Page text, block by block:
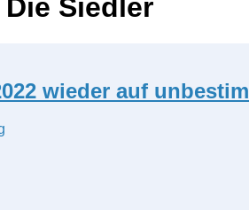
Die Siedler
wieder auf